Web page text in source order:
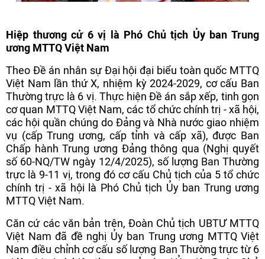
Hiệp thương cử 6 vị là Phó Chủ tịch Ủy ban Trung
ương MTTQ Việt Nam
Theo Đề án nhân sự Đại hội đại biểu toàn quốc MTTQ
Việt Nam lần thứ X, nhiệm kỳ 2024-2029, cơ cấu Ban
Thường trực là 6 vị. Thực hiện Đề án sắp xếp, tinh gọn
cơ quan MTTQ Việt Nam, các tổ chức chính trị - xã hội,
các hội quần chúng do Đảng và Nhà nước giao nhiệm
vụ (cấp Trung ương, cấp tỉnh và cấp xã), được Ban
Chấp hành Trung ương Đảng thông qua (Nghị quyết
số 60-NQ/TW ngày 12/4/2025), số lượng Ban Thường
trực là 9-11 vị, trong đó cơ cấu Chủ tịch của 5 tổ chức
chính trị - xã hội là Phó Chủ tịch Ủy ban Trung ương
MTTQ Việt Nam.
Căn cứ các văn bản trên, Đoàn Chủ tịch UBTƯ MTTQ
Việt Nam đã đề nghị Ủy ban Trung ương MTTQ Việt
Nam điều chỉnh cơ cấu số lượng Ban Thường trực từ 6